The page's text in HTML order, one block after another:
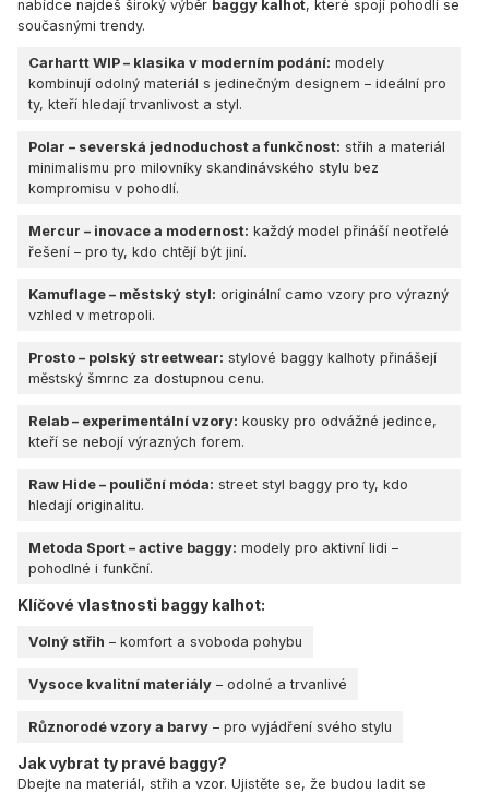
nabídce najdeš široký výběr baggy kalhot, které spojí pohodlí se
současnými trendy.
Carhartt WIP – klasika v moderním podání: modely
kombinují odolný materiál s jedinečným designem – ideální pro
ty, kteří hledají trvanlivost a styl.
Polar – severská jednoduchost a funkčnost: střih a materiál
minimalismu pro milovníky skandinávského stylu bez
kompromisu v pohodlí.
Mercur – inovace a modernost: každý model přináší neotřelé
řešení – pro ty, kdo chtějí být jiní.
Kamuflage – městský styl: originální camo vzory pro výrazný
vzhled v metropoli.
Prosto – polský streetwear: stylové baggy kalhoty přinášejí
městský šmrnc za dostupnou cenu.
Relab – experimentální vzory: kousky pro odvážné jedince,
kteří se nebojí výrazných forem.
Raw Hide – pouliční móda: street styl baggy pro ty, kdo
hledají originalitu.
Metoda Sport – active baggy: modely pro aktivní lidi –
pohodlné i funkční.
Klíčové vlastnosti baggy kalhot:
Volný střih – komfort a svoboda pohybu
Vysoce kvalitní materiály – odolné a trvanlivé
Různorodé vzory a barvy – pro vyjádření svého stylu
Jak vybrat ty pravé baggy?
Dbejte na materiál, střih a vzor. Ujistěte se, že budou ladit se